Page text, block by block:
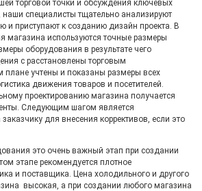
торговой точки и обсуждения ключевых
специалисты тщательно анализируют
приступают к созданию дизайн проекта. В
магазина используются точные размеры
оборудования в результате чего
с расстановлены торговым
плане учтены и показаны размеры всех
движения товаров и посетителей.
проектированию магазина получается
Следующим шагом является
для внесения коррективов, если это
это очень важный этап при создании
этапе рекомендуется плотное
и поставщика. Цена холодильного и другого
высокая, а при создании любого магазина